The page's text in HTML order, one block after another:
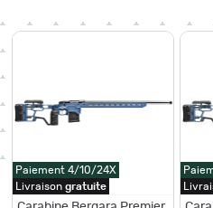
Paiement 4/10/24X
Livraison gratuite